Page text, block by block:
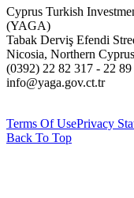
Cyprus Turkish
(YAGA)
Tabak Derviş Efendi
Nicosia, Northern
(0392) 22 82 317 - 22
info@yaga.gov.ct.tr
Terms Of UsePrivacy
Back To Top